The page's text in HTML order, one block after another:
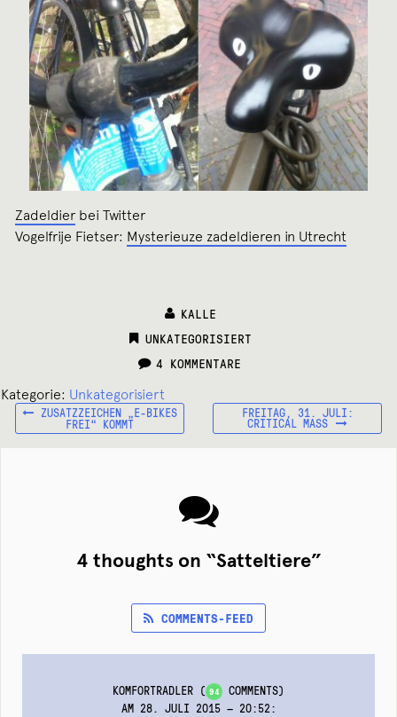
Zadeldier bei Twitter
Vogelfrije Fietser: Mysterieuze zadeldieren in Utrecht
KALLE
CATEGORIES:
UNKATEGORISIERT
4 KOMMENTARE
Kategorie: Unkategorisiert
Beitragsnavigation
VORHERIGER
BEITRAG:
ZUSATZZEICHEN „E-BIKES
FREI“ KOMMT
NÄCHSTER
BEITRAG:
FREITAG, 31. JULI:
CRITICAL MASS
4 thoughts on “Satteltiere”
COMMENTS-FEED
KOMFORTRADLER ( 94
COMMENTS)
AM 28. JULI 2015 — 20:52: